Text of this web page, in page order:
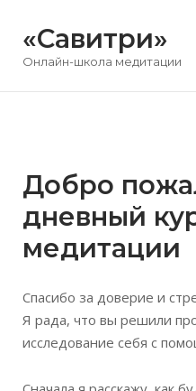
содержимому
«Савитри»
Онлайн-школа медитации
Добро
дневный
медитации
Спасибо за доверие и
Я рада, что вы решили
исследование себя с